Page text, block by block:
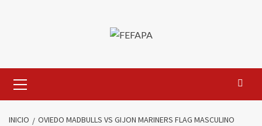
primario
INICIO OVIEDO MADBULLS VS GIJON MARINERS FLAG MASCULINO